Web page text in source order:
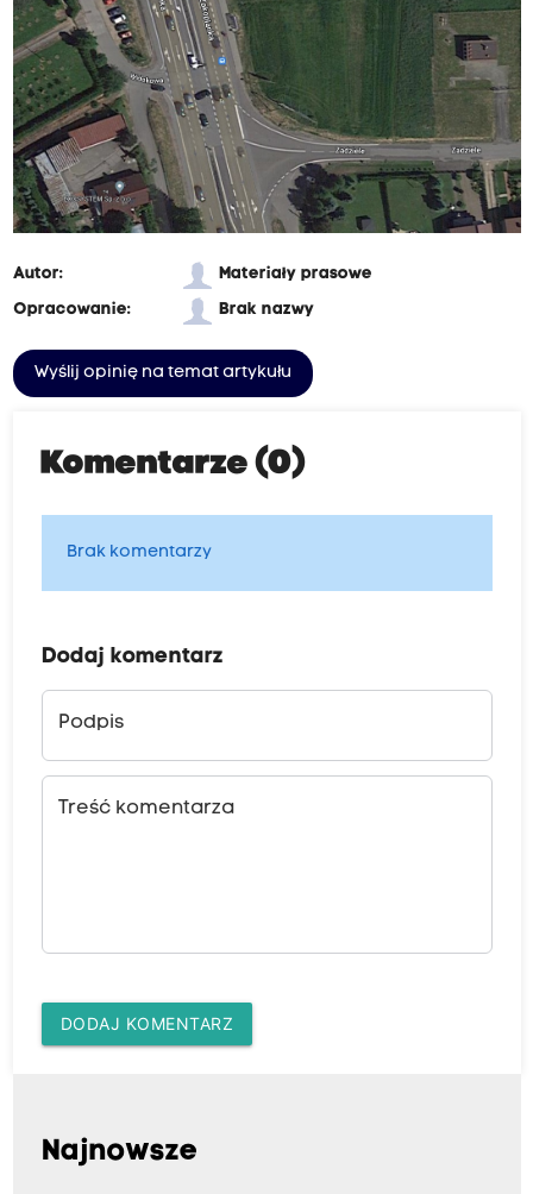
Autor:
Materiały prasowe
Opracowanie:
Brak nazwy
Wyślij opinię na temat artykułu
Komentarze (0)
Brak komentarzy
Dodaj komentarz
Podpis
Treść komentarza
DODAJ KOMENTARZ
Najnowsze